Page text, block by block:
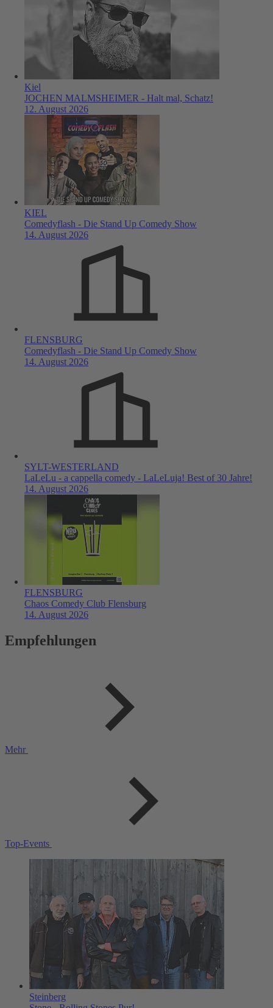
Kiel
JOCHEN MALMSHEIMER - Halt mal, Schatz!
12. August 2026
KIEL
Comedyflash - Die Stand Up Comedy Show
14. August 2026
FLENSBURG
Comedyflash - Die Stand Up Comedy Show
14. August 2026
SYLT-WESTERLAND
LaLeLu - a cappella comedy - LaLeLuja! Best of 30 Jahre!
14. August 2026
FLENSBURG
Chaos Comedy Club Flensburg
14. August 2026
Empfehlungen
Mehr
Top-Events
Steinberg